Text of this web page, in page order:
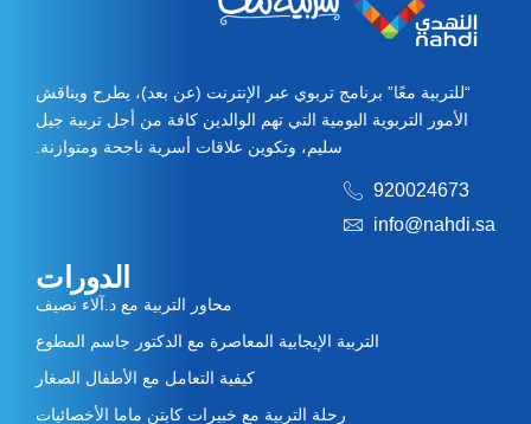
الدورات
محاور التربية مع د.آلاء نصيف
التربية الإيجابية المعاصرة مع الدكتور جاسم المطوع
كيفية التعامل مع الأطفال الصغار
رحلة التربية مع خبيرات كابتن ماما الأخصائيات
“للتربية معًا” برنامج تربوي عبر الإنترنت (عن بعد)، يطرح ويناقش
الأمور التربوية اليومية التي تهم الوالدين كافة من أجل تربية جيل
سليم، وتكوين علاقات أسرية ناجحة ومتوازنة.
920024673
info@nahdi.sa